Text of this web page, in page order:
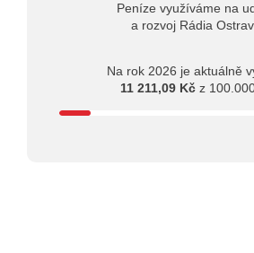
Peníze využíváme na
a rozvoj Rádia
Na rok 2026 je aktuálně
11 211,09 Kč z